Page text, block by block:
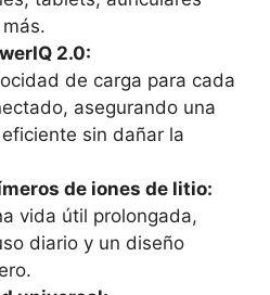
2.0:
de carga para cada
asegurando una
sin dañar la
de iones de litio:
vida útil prolongada,
diario y un diseño